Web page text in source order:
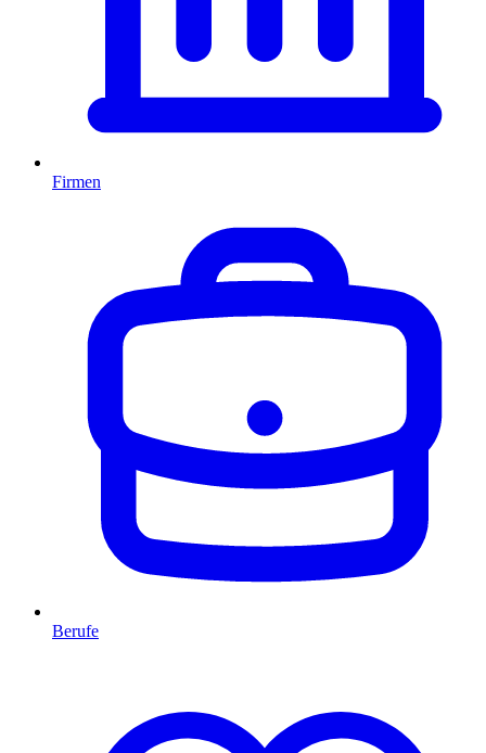
Firmen
Berufe